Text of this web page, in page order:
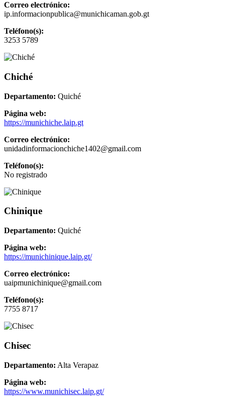
Correo electrónico:
ip.informacionpublica@munichicaman.gob.gt
Teléfono(s):
3253 5789
Chiché
Departamento: Quiché
Página web:
https://munichiche.laip.gt
Correo electrónico:
unidadinformacionchiche1402@gmail.com
Teléfono(s):
No registrado
Chinique
Departamento: Quiché
Página web:
https://munichinique.laip.gt/
Correo electrónico:
uaipmunichinique@gmail.com
Teléfono(s):
7755 8717
Chisec
Departamento: Alta Verapaz
Página web:
https://www.munichisec.laip.gt/